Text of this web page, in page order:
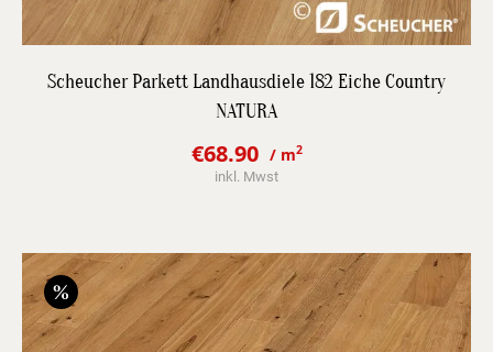
DETAILS
Scheucher Parkett Landhausdiele 182 Eiche Country
NATURA
Original
was:
€93.60.
€68.90
Current
is:
€68.90.
/ m2
inkl. Mwst